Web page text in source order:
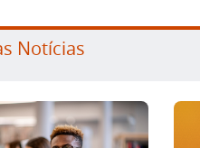
Notícias